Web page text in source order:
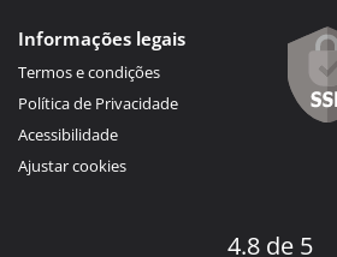
Informações legais
Termos e condições
Política de Privacidade
Acessibilidade
Ajustar cookies
4.8 de 5